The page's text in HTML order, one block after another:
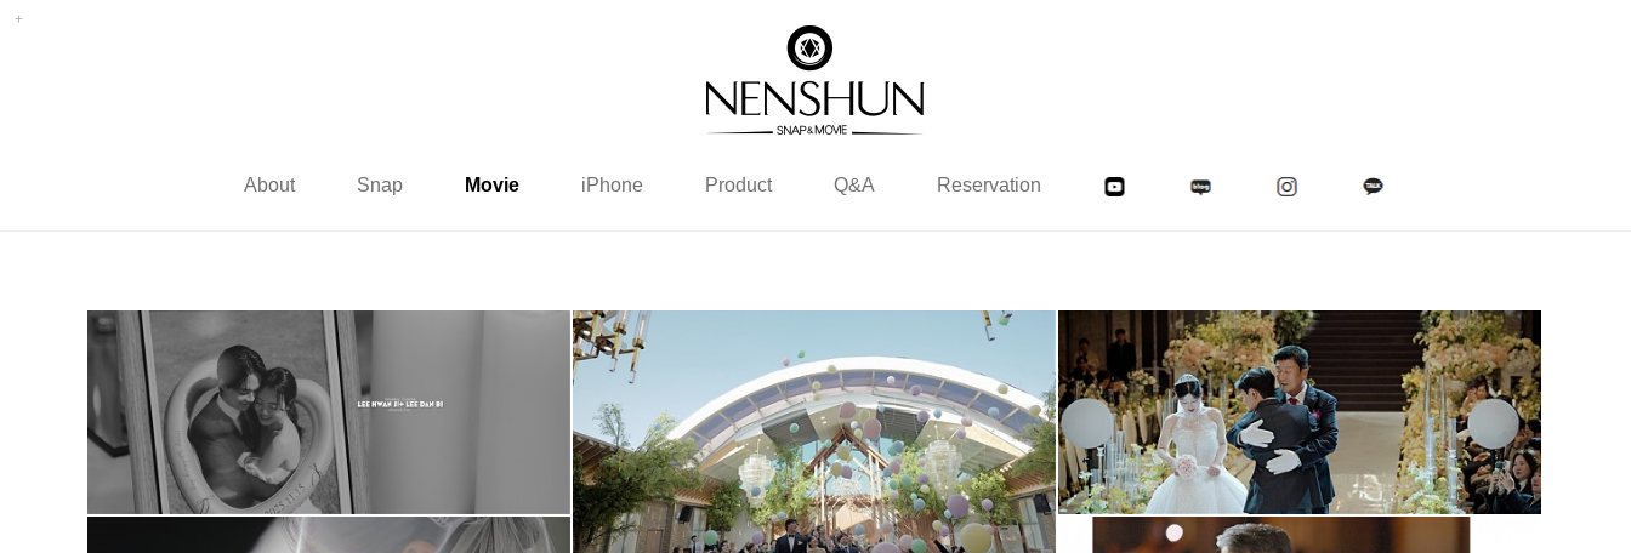
About Snap Movie iPhone Product Q&A Reservation
아모르아트웨딩컨벤션
대전S가든 웨딩홀
아모르아트웨딩컨벤션 아모르홀 Wedding Cinema